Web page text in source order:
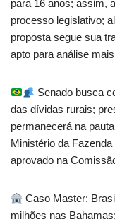
para 16 anos; assim,
processo legislativo;
proposta segue sua
apto para análise
Senado busca
das dívidas rurais;
permanecerá na
Ministério da
aprovado na
Caso Master:
milhões nas